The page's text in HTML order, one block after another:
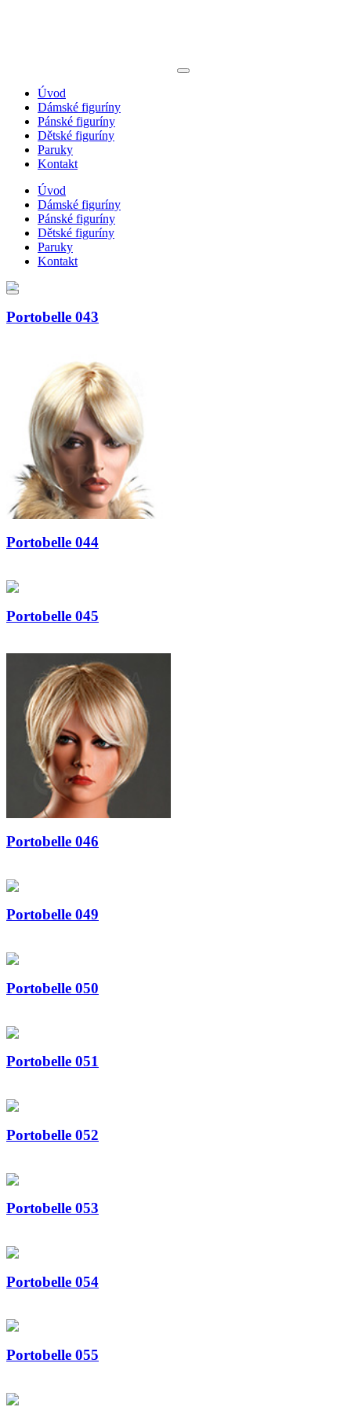
Úvod
Dámské figuríny
Pánské figuríny
Dětské figuríny
Paruky
Kontakt
Úvod
Dámské figuríny
Pánské figuríny
Dětské figuríny
Paruky
Kontakt
Portobelle 043
Portobelle 044
Portobelle 045
Portobelle 046
Portobelle 049
Portobelle 050
Portobelle 051
Portobelle 052
Portobelle 053
Portobelle 054
Portobelle 055